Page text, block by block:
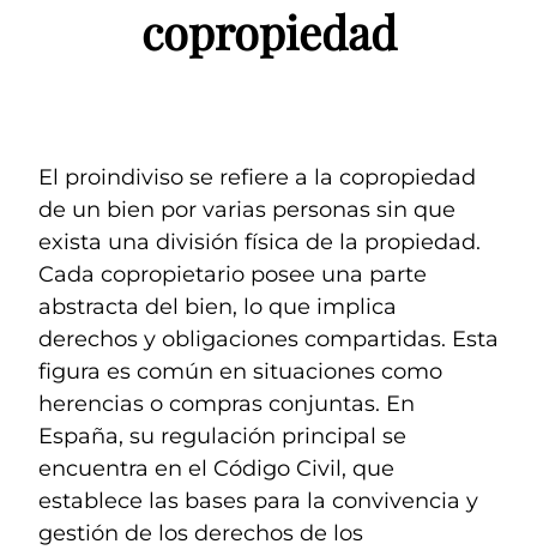
copropiedad
El proindiviso se refiere a la copropiedad
de un bien por varias personas sin que
exista una división física de la propiedad.
Cada copropietario posee una parte
abstracta del bien, lo que implica
derechos y obligaciones compartidas. Esta
figura es común en situaciones como
herencias o compras conjuntas. En
España, su regulación principal se
encuentra en el Código Civil, que
establece las bases para la convivencia y
gestión de los derechos de los